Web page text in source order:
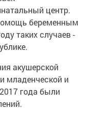
центр.
беременным
таких случаев -
акушерской
младенческой и
года были